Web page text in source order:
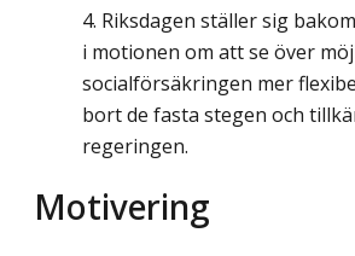
Riksdagen ställer sig
i motionen om att se över
socialförsäkringen mer
bort de fasta stegen och
regeringen.
Motivering